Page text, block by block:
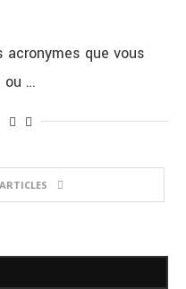
acronymes que vous
ou …